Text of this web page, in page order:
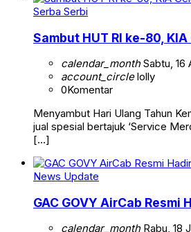
Serba Serbi
Sambut HUT RI ke-80,
calendar_monthSabtu, 16
account_circlelolly
0Komentar
Menyambut Hari Ulang Tahun
jual spesial bertajuk ‘Service
[…]
News Update
GAC GOVY AirCab
calendar_monthRabu, 18